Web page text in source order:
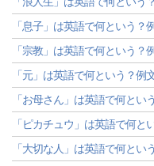
「息子」は英語で何という？
「宗教」は英語で何という？
「元」は英語で何という？例
「お母さん」は英語で何とい
「ピカチュウ」は英語で何と
「大切な人」は英語で何とい